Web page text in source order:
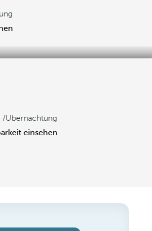
/Übernachtung
einsehen